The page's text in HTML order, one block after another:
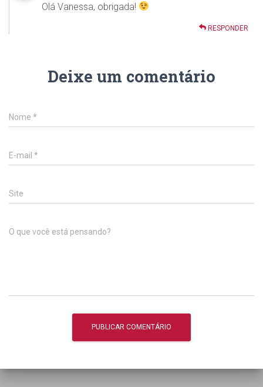
Olá Vanessa, obrigada!
RESPONDER
Deixe um comentário
Nome *
E-mail *
Site
O que você está pensando?